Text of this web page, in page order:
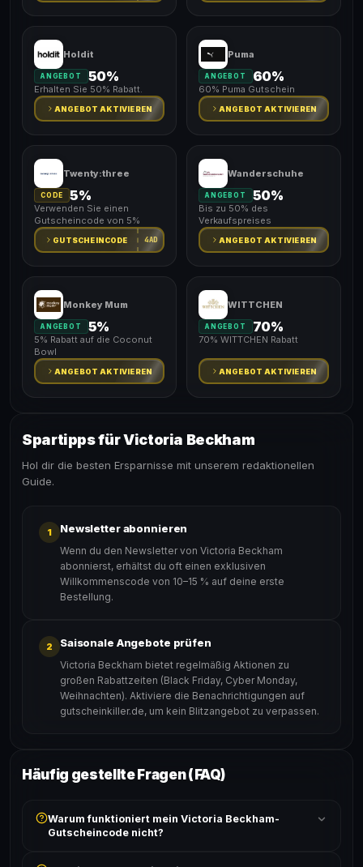
Holdit
ANGEBOT 50%
Erhalten Sie 50% Rabatt.
ANGEBOT AKTIVIEREN
Puma
ANGEBOT 60%
60% Puma Gutschein
ANGEBOT AKTIVIEREN
Twenty:three
CODE 5%
Verwenden Sie einen
Gutscheincode von 5%
GUTSCHEINCODE 4AD
Wanderschuhe
ANGEBOT 50%
Bis zu 50% des
Verkaufspreises
ANGEBOT AKTIVIEREN
Monkey Mum
ANGEBOT 5%
5% Rabatt auf die Coconut
Bowl
ANGEBOT AKTIVIEREN
WITTCHEN
ANGEBOT 70%
70% WITTCHEN Rabatt
ANGEBOT AKTIVIEREN
Spartipps für Victoria Beckham
Hol dir die besten Ersparnisse mit unserem redaktionellen
Guide.
1 Newsletter abonnieren
Wenn du den Newsletter von Victoria Beckham
abonnierst, erhältst du oft einen exklusiven
Willkommenscode von 10–15 % auf deine erste
Bestellung.
2 Saisonale Angebote prüfen
Victoria Beckham bietet regelmäßig Aktionen zu
großen Rabattzeiten (Black Friday, Cyber Monday,
Weihnachten). Aktiviere die Benachrichtigungen auf
gutscheinkiller.de, um kein Blitzangebot zu verpassen.
Häufig gestellte Fragen (FAQ)
Warum funktioniert mein Victoria Beckham-
Gutscheincode nicht?